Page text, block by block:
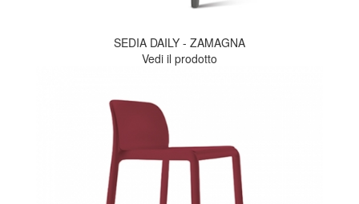
SEDIA DAILY - ZAMAGNA
Vedi il prodotto